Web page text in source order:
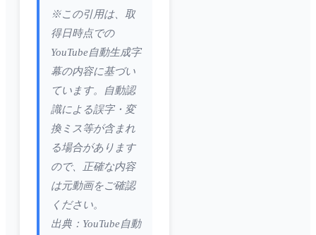
※この引用は、取
得日時点での
YouTube自動生成字
幕の内容に基づい
ています。自動認
識による誤字・変
換ミス等が含まれ
る場合があります
ので、正確な内容
は元動画をご確認
ください。
出典：YouTube自動